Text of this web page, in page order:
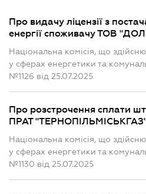
Про видачу ліцензії з
енергії споживачу ТОВ
Національна комісія, що
у сферах енергетики та
№1126 від 25.07.2025
Про розстрочення сплати
ПРАТ
Національна комісія, що
у сферах енергетики та
№1130 від 25.07.2025